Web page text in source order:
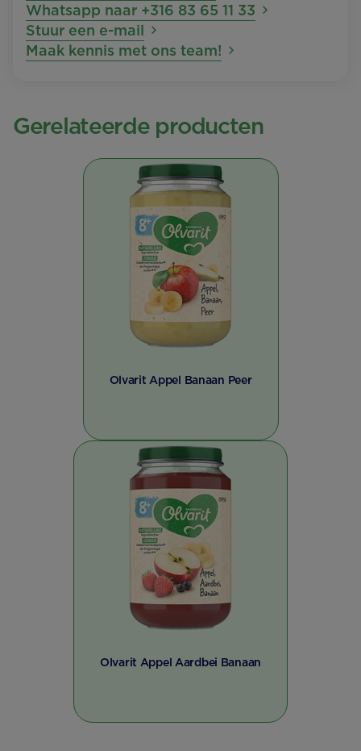
Whatsapp naar +316 83 65 11 33
Stuur een e-mail
Maak kennis met ons team!
Gerelateerde producten
Olvarit Appel Banaan Peer
Olvarit Appel Aardbei Banaan